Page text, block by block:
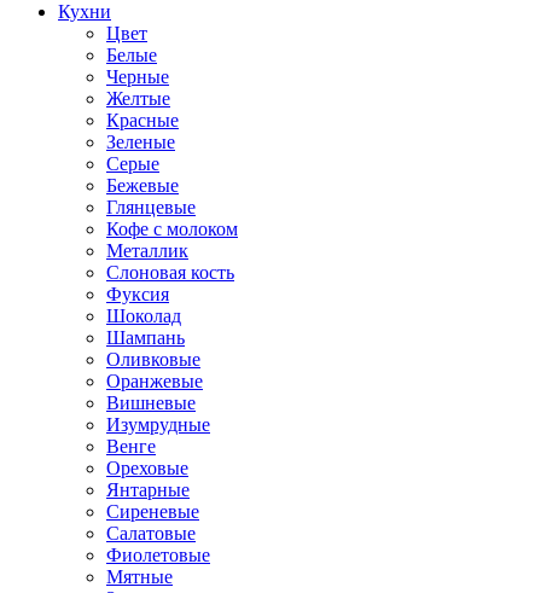
Кухни
Цвет
Белые
Черные
Желтые
Красные
Зеленые
Серые
Бежевые
Глянцевые
Кофе с молоком
Металлик
Слоновая кость
Фуксия
Шоколад
Шампань
Оливковые
Оранжевые
Вишневые
Изумрудные
Венге
Ореховые
Янтарные
Сиреневые
Салатовые
Фиолетовые
Мятные